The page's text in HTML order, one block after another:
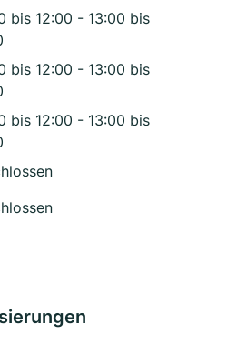
bis 12:00 - 13:00 bis
bis 12:00 - 13:00 bis
bis 12:00 - 13:00 bis